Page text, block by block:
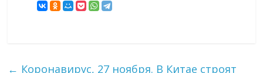
← Коронавирус, 27 ноября. В Китае строят